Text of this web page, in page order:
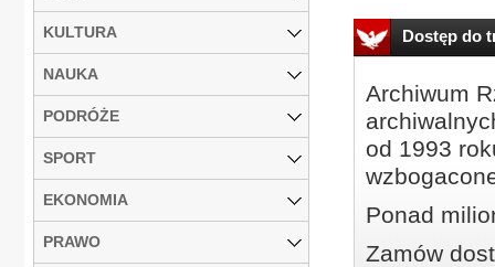
Dostęp do
Archiwum
od 1993
Ponad
Zamów
KULTURA
NAUKA
PODRÓŻE
SPORT
EKONOMIA
PRAWO